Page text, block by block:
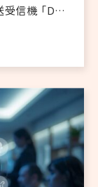
信機 「DS-
者を支えて
「使いやす